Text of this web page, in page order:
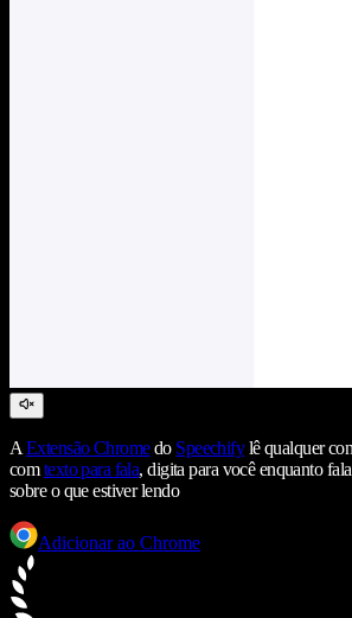
A Extensão Chromedo Speechifylê qualquer
comtexto para fala, digita para você enquanto
sobre o que estiver lendo
Adicionar ao Chrome